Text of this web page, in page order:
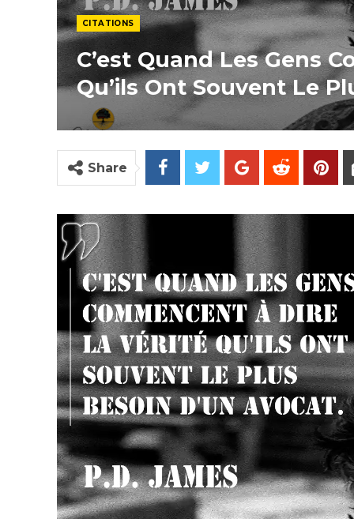
CITATIONS
C’est Quand Les Gens
Qu’ils Ont Souvent Le
Share